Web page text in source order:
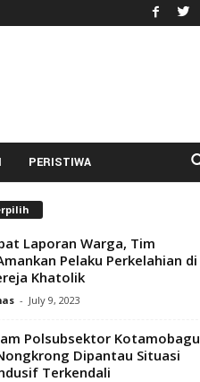
PERISTIWA
Laporan Warga, Tim
Pelaku Perkelahian di
Khatolik
- July 9, 2023
Polsubsektor Kotamobagu
Dipantau Situasi
Terkendali